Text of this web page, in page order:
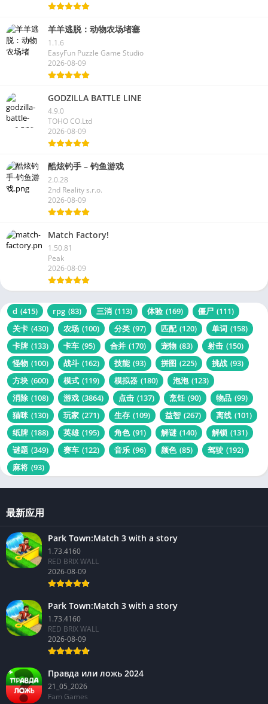
羊羊逃脱：动物农场堵塞
1.1.6
EasyFun Puzzle Game Studio
2026-08-09
GODZILLA BATTLE LINE
4.9.0
TOHO CO.Ltd
2026-08-09
酷炫钓手 – 钓鱼游戏
2.0.28
2nd Reality s.r.o.
2026-08-09
Match Factory!
1.50.81
Peak
2026-08-09
d (415) rpg (83) 三消 (113) 体验 (169) 僵尸 (111)
关卡 (430) 农场 (100) 分类 (97) 匹配 (120) 单词 (158)
卡牌 (133) 卡车 (95) 合并 (170) 宠物 (83) 射击 (150)
怪物 (100) 战斗 (162) 技能 (93) 拼图 (225) 挑战 (93)
方块 (600) 模式 (119) 模拟器 (180) 泡泡 (123)
消除 (108) 游戏 (3864) 点击 (137) 烹饪 (90) 物品 (99)
猫咪 (130) 玩家 (271) 生存 (109) 益智 (267) 离线 (101)
纸牌 (188) 英雄 (195) 角色 (91) 解谜 (140) 解锁 (131)
谜题 (349) 赛车 (122) 音乐 (96) 颜色 (85) 驾驶 (192)
麻将 (93)
最新应用
Park Town:Match 3 with a story
1.73.4160
RED BRIX WALL
2026-08-09
Park Town:Match 3 with a story
1.73.4160
RED BRIX WALL
2026-08-09
Правда или ложь 2024
21_05_2026
Fam Games